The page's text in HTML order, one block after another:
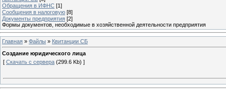
Обращения в ИФНС [1]
Сообщения в налоговую [8]
Документы предприятия [2]
Формы документов, необходимые в хозяйственной деятельности предприятия
Главная » Файлы » Квитанции СБ
Создание юридического лица
[ Скачать с сервера (299.6 Kb) ]